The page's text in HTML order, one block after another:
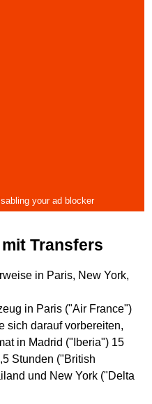
Transfers
in Paris, New York,
in Paris ("Air France")
sich darauf vorbereiten,
in Madrid ("Iberia") 15
Stunden ("British
und New York ("Delta